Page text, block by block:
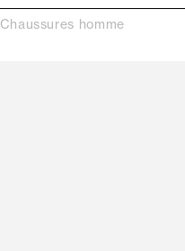
Chaussures homme